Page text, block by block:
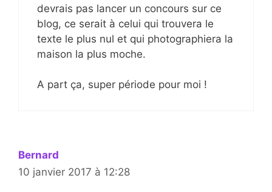
devrais pas lancer un concours sur ce
blog, ce serait à celui qui trouvera le
texte le plus nul et qui photographiera la
maison la plus moche.
A part ça, super période pour moi !
Bernard
10 janvier 2017 à 12:28